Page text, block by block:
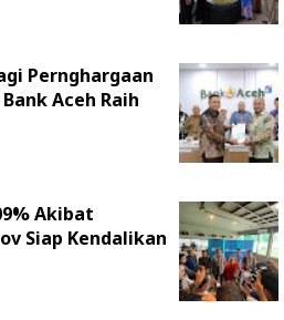
Pernghargaan
Aceh Raih
Akibat
Siap Kendalikan